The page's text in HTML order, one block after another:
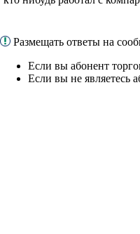
Размещать ответы на
Если вы абонент
Если вы не являетесь